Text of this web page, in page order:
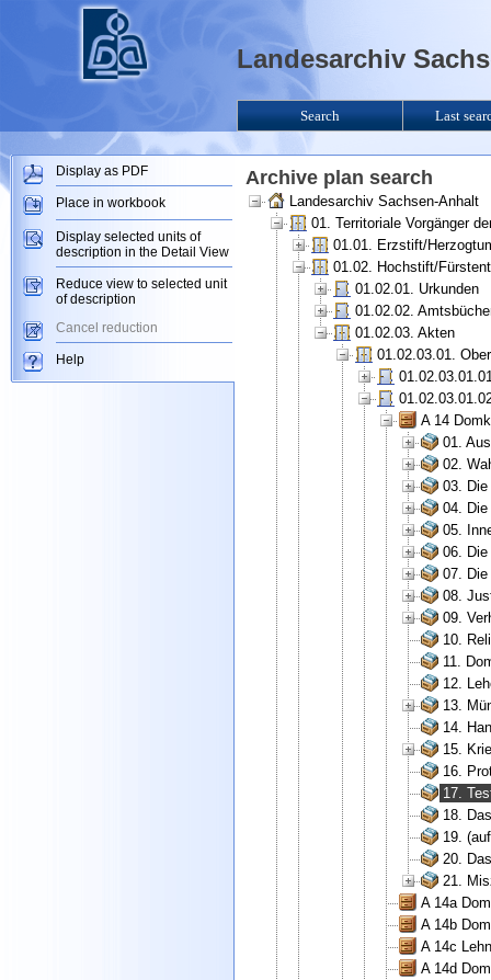
Archive plan search
Landesarchiv Sachsen-Anhalt
01. Territoriale Vorgänger
01.01. Erzstift/
01.02. Hochstift/
01.02.01. Urkunden
01.02.02.
01.02.03. Akten
01.02.03.01.
A 14
01.
02.
03.
04.
05.
06.
07.
08.
09.
10.
11.
12.
13.
14.
15.
16.
17.
18.
19.
20.
21.
A 14a
A 14b
A 14c
A 14d
Landesarchiv
Search Last
Display as PDF
Place in workbook
Display selected units of
description in the Detail View
Reduce view to selected unit
of description
Cancel reduction
Help